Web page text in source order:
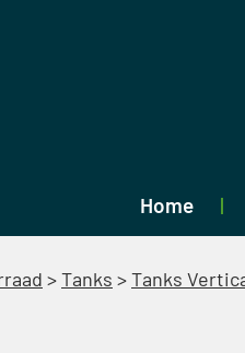
Home
>Tanks >Tanks